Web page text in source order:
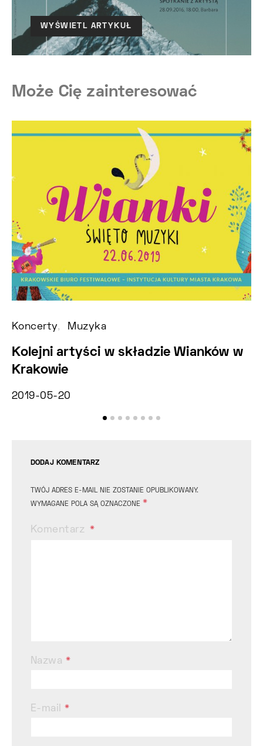
WYŚWIETL ARTYKUŁ
Może Cię zainteresować
Koncerty Muzyka
Kolejni artyści w składzie Wianków w
Krakowie
2019-05-20
DODAJ KOMENTARZ
TWÓJ ADRES E-MAIL NIE ZOSTANIE OPUBLIKOWANY.
WYMAGANE POLA SĄ OZNACZONE *
Komentarz
Nazwa *
E-mail*